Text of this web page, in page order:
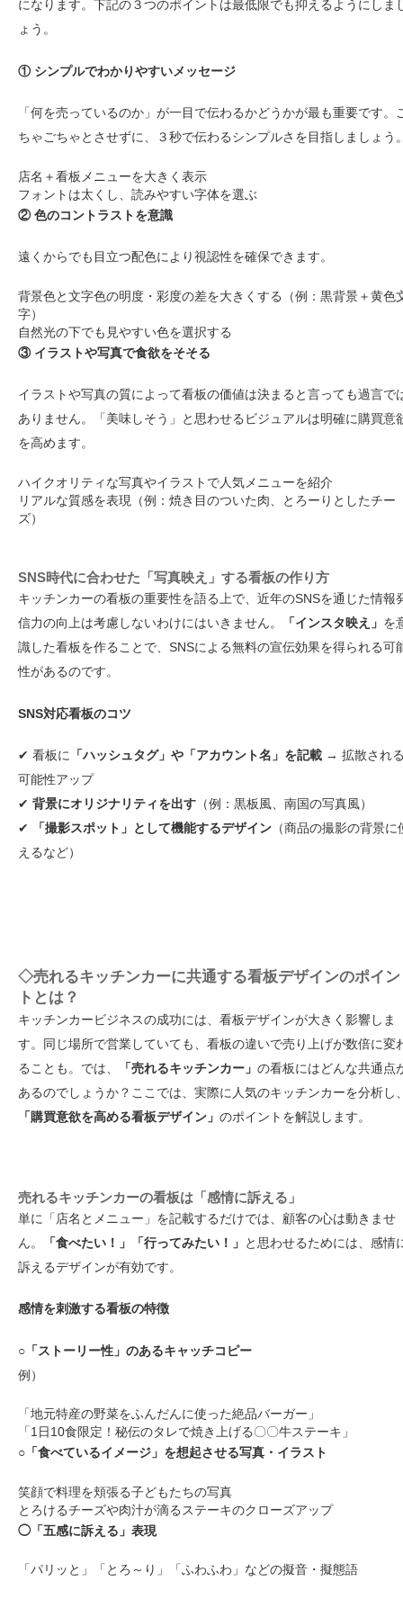
になります。下記の３つのポイントは最低限でも抑えるようにしま
ょう。
① シンプルでわかりやすいメッセージ
「何を売っているのか」が一目で伝わるかどうかが最も重要です。
ちゃごちゃとさせずに、３秒で伝わるシンプルさを目指しましょう
店名＋看板メニューを大きく表示
フォントは太くし、読みやすい字体を選ぶ
② 色のコントラストを意識
遠くからでも目立つ配色により視認性を確保できます。
背景色と文字色の明度・彩度の差を大きくする（例：黒背景＋黄色
字）
自然光の下でも見やすい色を選択する
③ イラストや写真で食欲をそそる
イラストや写真の質によって看板の価値は決まると言っても過言で
ありません。「美味しそう」と思わせるビジュアルは明確に購買意
を高めます。
ハイクオリティな写真やイラストで人気メニューを紹介
リアルな質感を表現（例：焼き目のついた肉、とろーりとしたチー
ズ）
SNS時代に合わせた「写真映え」する看板の作り方
キッチンカーの看板の重要性を語る上で、近年のSNSを通じた情報
信力の向上は考慮しないわけにはいきません。
「インスタ映え」 を
識した看板を作ることで、SNSによる無料の宣伝効果を得られる可
性があるのです。
SNS対応看板のコツ
✔ 看板に 「ハッシュタグ」や「アカウント名」を記載 → 拡散され
可能性アップ
✔ 背景にオリジナリティを出す （例：黒板風、南国の写真風）
✔
「撮影スポット」として機能するデザイン （商品の撮影の背景に
えるなど）
◇売れるキッチンカーに共通する看板デザインのポイン
トとは？
キッチンカービジネスの成功には、看板デザインが大きく影響しま
す。同じ場所で営業していても、看板の違いで売り上げが数倍に変
ることも。では、
「売れるキッチンカー」 の看板にはどんな共通点
あるのでしょうか？ここ では、実際に人気のキッチンカーを分析し
「購買意欲を高める看板デザイン」 のポイントを解説します。
売れるキッチンカーの看板は「感情に訴える」
単に「店名とメニュー」を記載するだけでは、顧客の心は動きませ
ん。
「食べたい！」「行ってみたい！」 と思わせるためには、感情
訴えるデザインが有効です。
感情を刺激する看板の特徴
○「ストーリー性」のあるキャッチコピー
例）
「地元特産の野菜をふんだんに使った絶品バーガー」
「1日10食限定！秘伝のタレで焼き上げる〇〇牛ステーキ」
○ 「食べているイメージ」を想起させる写真・イラスト
笑顔で料理を頬張る子どもたちの写真
とろけるチーズや肉汁が滴るステーキのクローズアップ
◯「五感に訴える」表現
「パリッと」「とろ～り」「ふわふわ」などの擬音・擬態語